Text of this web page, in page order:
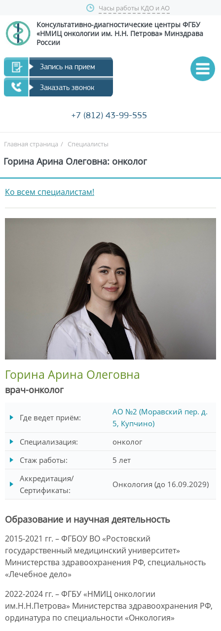
Часы работы КДО и АО
Консультативно-диагностические центры ФГБУ
«НМИЦ онкологии им. Н.Н. Петрова» Минздрава
России
Запись на прием
Заказать звонок
+7 (812) 43-99-555
Главная страница / Специалисты
Горина Арина Олеговна: онколог
Ко всем специалистам!
Горина Арина Олеговна
врач-онколог
Где ведет приём:
АО №2 (Моравский пер. д.
5, Купчино)
Специализация:
онколог
Стаж работы:
5 лет
Аккредитация/
Сертификаты:
Онкология (до 16.09.2029)
Образование и научная деятельность
2015-2021 гг. – ФГБОУ ВО «Ростовский
государственный медицинский университет»
Министерства здравоохранения РФ, специальность
«Лечебное дело»
2022-2024 гг. – ФГБУ «НМИЦ онкологии
им.Н.Н.Петрова» Министерства здравоохранения РФ,
ординатура по специальности «Онкология»